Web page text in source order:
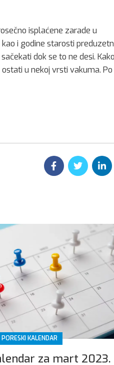
isplaćene zarade u
i godine starosti
dok se to ne desi.
u nekoj vrsti vakuma. Po
PORESKI KALENDAR
za mart 2023.